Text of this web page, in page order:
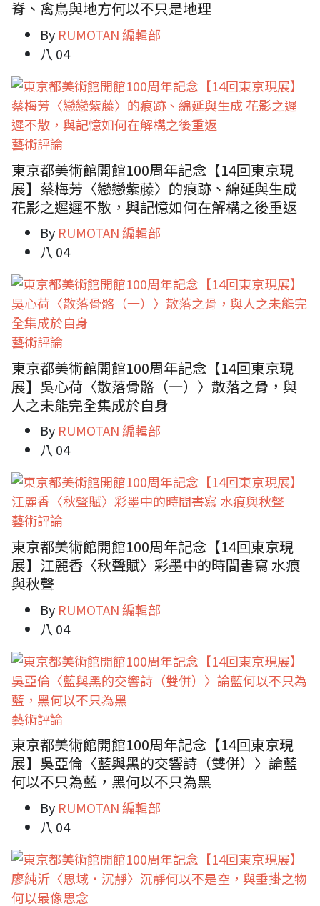
脊、禽鳥與地方何以不只是地理
By RUMOTAN 編輯部
八 04
藝術評論
東京都美術館開館100周年記念【14回東京現
展】蔡梅芳〈戀戀紫藤〉的痕跡、綿延與生成
花影之遲遲不散，與記憶如何在解構之後重返
By RUMOTAN 編輯部
八 04
藝術評論
東京都美術館開館100周年記念【14回東京現
展】吳心荷〈散落骨骼（一）〉散落之骨，與
人之未能完全集成於自身
By RUMOTAN 編輯部
八 04
藝術評論
東京都美術館開館100周年記念【14回東京現
展】江麗香〈秋聲賦〉彩墨中的時間書寫 水痕
與秋聲
By RUMOTAN 編輯部
八 04
藝術評論
東京都美術館開館100周年記念【14回東京現
展】吳亞倫〈藍與黑的交響詩（雙併）〉論藍
何以不只為藍，黑何以不只為黑
By RUMOTAN 編輯部
八 04